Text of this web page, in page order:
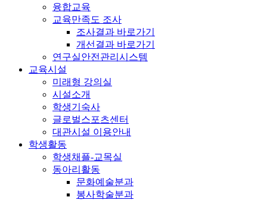
융합교육
교육만족도 조사
조사결과 바로가기
개선결과 바로가기
연구실안전관리시스템
교육시설
미래형 강의실
시설소개
학생기숙사
글로벌스포츠센터
대관시설 이용안내
학생활동
학생채플-교목실
동아리활동
문화예술분과
봉사학술분과